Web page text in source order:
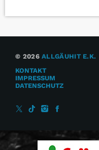
© 2026ALLGÄUHIT E.K.
KONTAKT
IMPRESSUM
DATENSCHUTZ